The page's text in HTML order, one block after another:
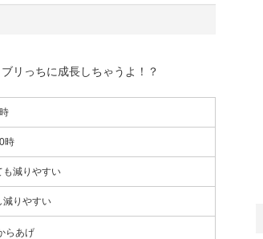
リっちに成長しちゃうよ！？
時
も減りやすい
減りやすい
らあげ